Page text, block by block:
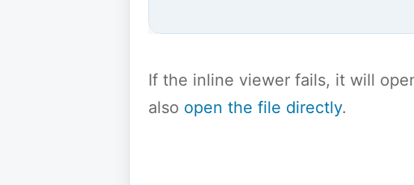
If the inline viewer fails, it will
also open the file directly.